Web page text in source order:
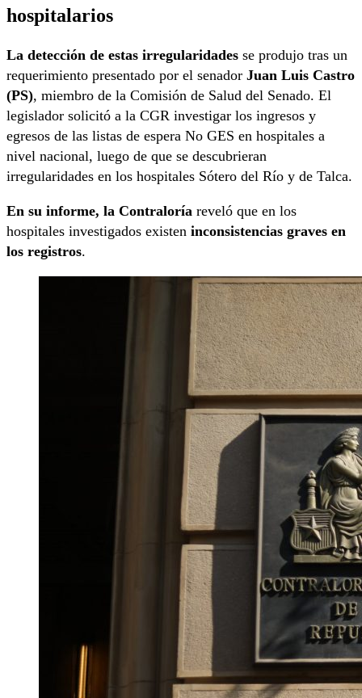
hospitalarios
La detección de estas irregularidades se produjo tras un
requerimiento presentado por el senador Juan Luis Castro
(PS), miembro de la Comisión de Salud del Senado. El
legislador solicitó a la CGR investigar los ingresos y
egresos de las listas de espera No GES en hospitales a
nivel nacional, luego de que se descubrieran
irregularidades en los hospitales Sótero del Río y de Talca.
En su informe, la Contraloría reveló que en los
hospitales investigados existen inconsistencias graves en
los registros.